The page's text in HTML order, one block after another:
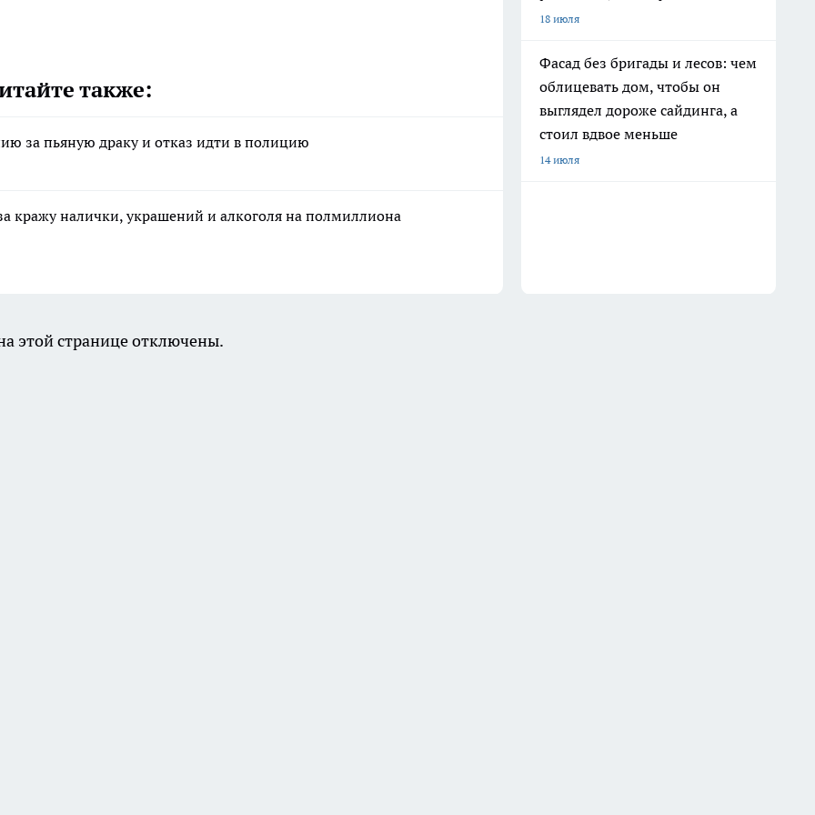
также:
за пьяную драку и отказ идти в полицию
кражу налички, украшений и алкоголя на полмиллиона
18 июля
Фасад без бригады и лесов: чем
облицевать дом, чтобы он
выглядел дороже сайдинга, а
стоил вдвое меньше
14 июля
этой странице отключены.